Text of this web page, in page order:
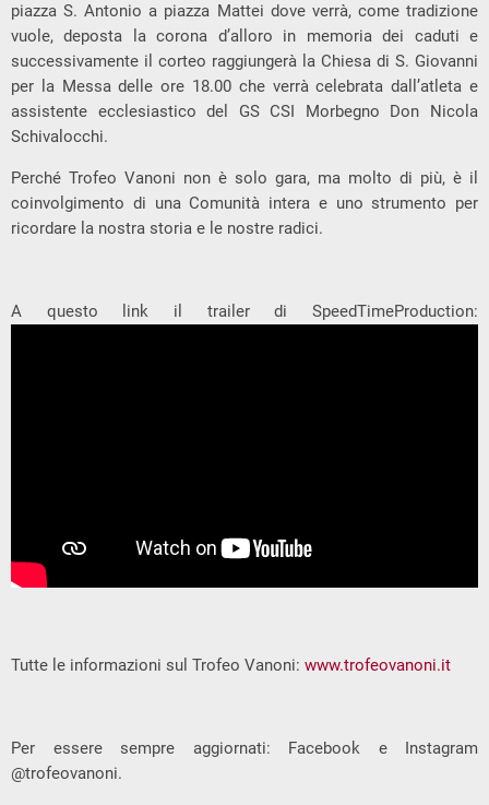
piazza S. Antonio a piazza Mattei dove verrà, come tradizione
vuole, deposta la corona d’alloro in memoria dei caduti e
successivamente il corteo raggiungerà la Chiesa di S. Giovanni
per la Messa delle ore 18.00 che verrà celebrata dall’atleta e
assistente ecclesiastico del GS CSI Morbegno Don Nicola
Schivalocchi.
Perché Trofeo Vanoni non è solo gara, ma molto di più, è il
coinvolgimento di una Comunità intera e uno strumento per
ricordare la nostra storia e le nostre radici.
A questo link il trailer di SpeedTimeProduction:
Tutte le informazioni sul Trofeo Vanoni: www.trofeovanoni.it
Per essere sempre aggiornati: Facebook e Instagram
@trofeovanoni.